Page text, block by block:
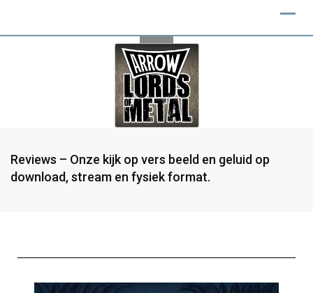
Reviews – Onze kijk op vers beeld en geluid op
download, stream en fysiek format.